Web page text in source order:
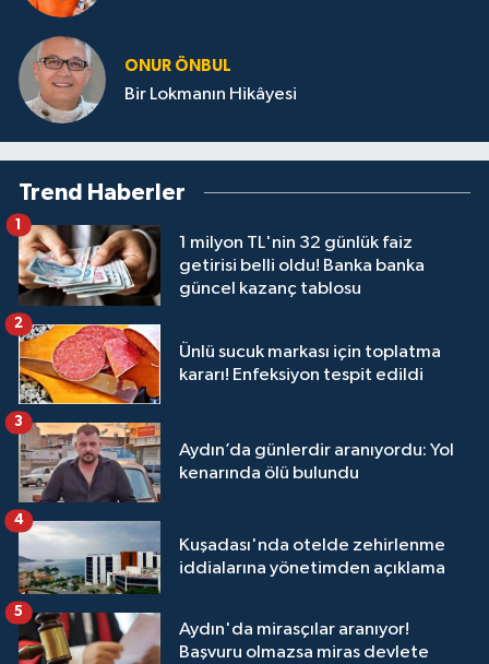
ONUR ÖNBUL
Bir Lokmanın Hikâyesi
Trend Haberler
1 milyon TL'nin 32 günlük faiz
getirisi belli oldu! Banka banka
güncel kazanç tablosu
1
Ünlü sucuk markası için toplatma
kararı! Enfeksiyon tespit edildi
2
Aydın’da günlerdir aranıyordu: Yol
kenarında ölü bulundu
3
Kuşadası'nda otelde zehirlenme
iddialarına yönetimden açıklama
4
Aydın'da mirasçılar aranıyor!
Başvuru olmazsa miras devlete
5